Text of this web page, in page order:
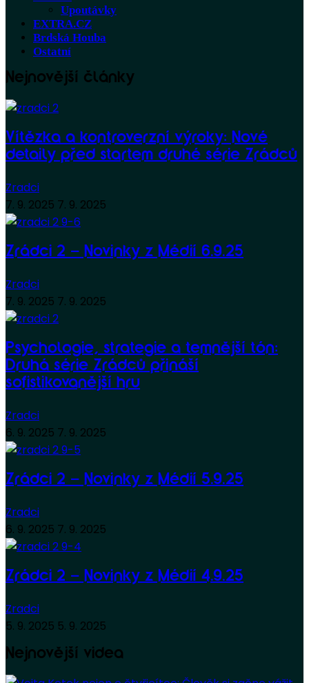
Upoutávky
EXTRA.CZ
Brdská Houba
Ostatní
Nejnovější články
Vítězka a kontroverzní výroky: Nové
detaily před startem druhé série Zrádců
Zradci
7. 9. 2025 7. 9. 2025
Zrádci 2 – Novinky z Médií 6.9.25
Zradci
7. 9. 2025 7. 9. 2025
Psychologie, strategie a temnější tón:
Druhá série Zrádců přináší
sofistikovanější hru
Zradci
6. 9. 2025 7. 9. 2025
Zrádci 2 – Novinky z Médií 5.9.25
Zradci
6. 9. 2025 7. 9. 2025
Zrádci 2 – Novinky z Médií 4.9.25
Zradci
5. 9. 2025 5. 9. 2025
Nejnovější videa